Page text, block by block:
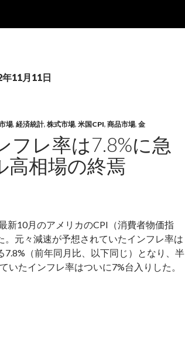
11月11日
場, 経済統計, 株式市場, 米国CPI, 商品市場, 金
フレ率は7.8%に急
高相場の終焉
新10月のアメリカのCPI（消費者物価指
。元々減速が予想されていたインフレ率は
7.8%（前年同月比、以下同じ）となり、半
いたインフレ率はついに7%台入りした。
フレ率は7.8%に急減速、ドル高相場の終焉